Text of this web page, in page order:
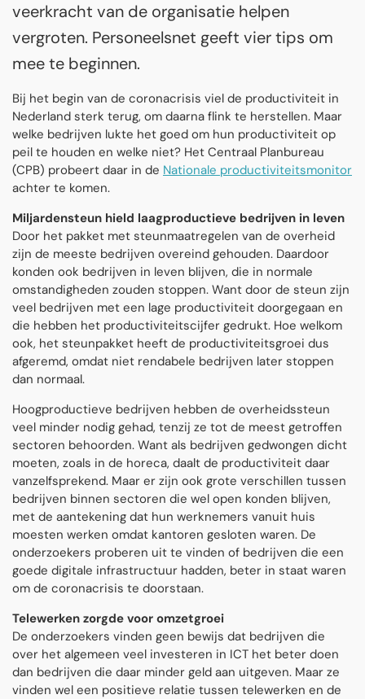
veerkracht van de organisatie helpen
vergroten. Personeelsnet geeft vier tips om
mee te beginnen.
Bij het begin van de coronacrisis viel de productiviteit in
Nederland sterk terug, om daarna flink te herstellen. Maar
welke bedrijven lukte het goed om hun productiviteit op
peil te houden en welke niet? Het Centraal Planbureau
(CPB) probeert daar in de Nationale productiviteitsmonitor
achter te komen.
Miljardensteun hield laagproductieve bedrijven in leven
Door het pakket met steunmaatregelen van de overheid
zijn de meeste bedrijven overeind gehouden. Daardoor
konden ook bedrijven in leven blijven, die in normale
omstandigheden zouden stoppen. Want door de steun zijn
veel bedrijven met een lage productiviteit doorgegaan en
die hebben het productiviteitscijfer gedrukt. Hoe welkom
ook, het steunpakket heeft de productiviteitsgroei dus
afgeremd, omdat niet rendabele bedrijven later stoppen
dan normaal.
Hoogproductieve bedrijven hebben de overheidssteun
veel minder nodig gehad, tenzij ze tot de meest getroffen
sectoren behoorden. Want als bedrijven gedwongen dicht
moeten, zoals in de horeca, daalt de productiviteit daar
vanzelfsprekend. Maar er zijn ook grote verschillen tussen
bedrijven binnen sectoren die wel open konden blijven,
met de aantekening dat hun werknemers vanuit huis
moesten werken omdat kantoren gesloten waren. De
onderzoekers proberen uit te vinden of bedrijven die een
goede digitale infrastructuur hadden, beter in staat waren
om de coronacrisis te doorstaan.
Telewerken zorgde voor omzetgroei
De onderzoekers vinden geen bewijs dat bedrijven die
over het algemeen veel investeren in ICT het beter doen
dan bedrijven die daar minder geld aan uitgeven. Maar ze
vinden wel een positieve relatie tussen telewerken en de